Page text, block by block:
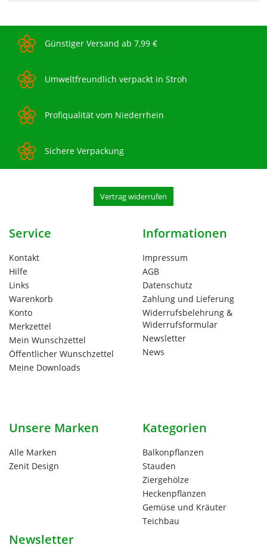
Günstiger Versand ab 7,99 €
Umweltfreundlich verpackt in Stroh
Profiqualität vom Niederrhein
Sichere Verpackung
Vertrag widerrufen
Service
Kontakt
Hilfe
Links
Warenkorb
Konto
Merkzettel
Mein Wunschzettel
Öffentlicher Wunschzettel
Meine Downloads
Informationen
Impressum
AGB
Datenschutz
Zahlung und Lieferung
Widerrufsbelehrung &
Widerrufsformular
Newsletter
News
Unsere Marken
Alle Marken
Zenit Design
Kategorien
Balkonpflanzen
Stauden
Ziergehölze
Heckenpflanzen
Gemüse und Kräuter
Teichbau
Newsletter